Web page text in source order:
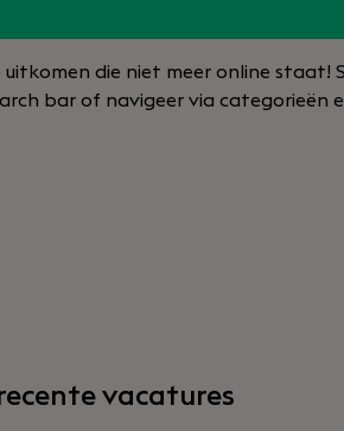
die niet meer online staat!
bar of navigeer via
vacatures